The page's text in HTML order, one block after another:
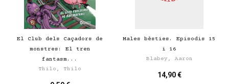
El Club dels Caçadors de
monstres: El tren
fantasm...
Thilo, Thilo
Males bèsties. Episodis 15
i 16
Blabey, Aaron
14,90 €